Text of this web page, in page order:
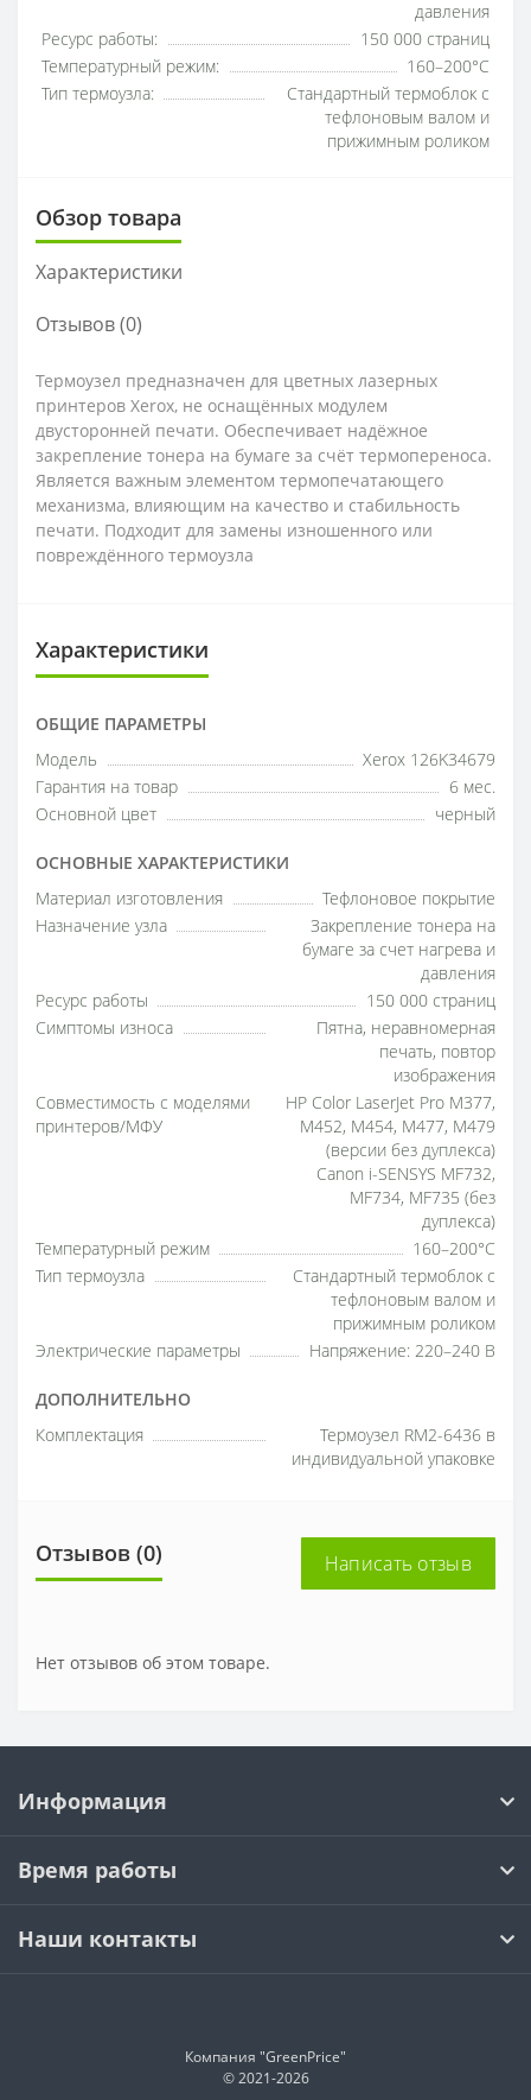
давления
Ресурс работы:
150 000 страниц
Температурный режим:
160–200°C
Тип термоузла:
Стандартный термоблок с
тефлоновым валом и
прижимным роликом
Обзор товара
Характеристики
Отзывов (0)
Термоузел предназначен для цветных лазерных
принтеров Xerox, не оснащённых модулем
двусторонней печати. Обеспечивает надёжное
закрепление тонера на бумаге за счёт термопереноса.
Является важным элементом термопечатающего
механизма, влияющим на качество и стабильность
печати. Подходит для замены изношенного или
повреждённого термоузла
Характеристики
ОБЩИЕ ПАРАМЕТРЫ
Модель
Xerox 126K34679
Гарантия на товар
6 мес.
Основной цвет
черный
ОСНОВНЫЕ ХАРАКТЕРИСТИКИ
Материал изготовления
Тефлоновое покрытие
Назначение узла
Закрепление тонера на
бумаге за счет нагрева и
давления
Ресурс работы
150 000 страниц
Симптомы износа
Пятна, неравномерная
печать, повтор
изображения
Совместимость с моделями
принтеров/МФУ
HP Color LaserJet Pro M377,
M452, M454, M477, M479
(версии без дуплекса)
Canon i-SENSYS MF732,
MF734, MF735 (без
дуплекса)
Температурный режим
160–200°C
Тип термоузла
Стандартный термоблок с
тефлоновым валом и
прижимным роликом
Электрические параметры
Напряжение: 220–240 В
ДОПОЛНИТЕЛЬНО
Комплектация
Термоузел RM2-6436 в
индивидуальной упаковке
Отзывов (0) Написать отзыв
Нет отзывов об этом товаре.
Информация
Время работы
Наши контакты
Компания "GreenPrice"
© 2021-2026